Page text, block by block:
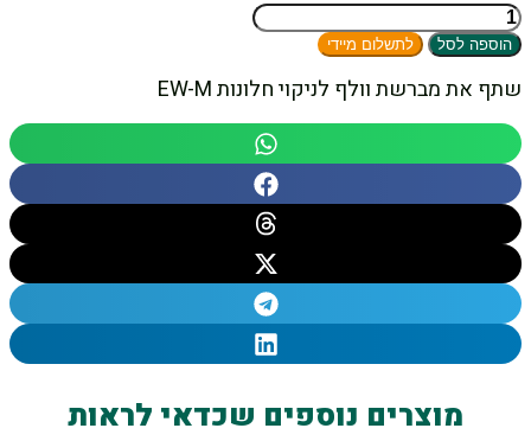
כמות
של
מברשת
לניקוי
חלונות
EW-
M
הוספה לסל לתשלום מיידי
שתף את מברשת וולף לניקוי חלונות EW-M
מוצרים נוספים שכדאי לראות